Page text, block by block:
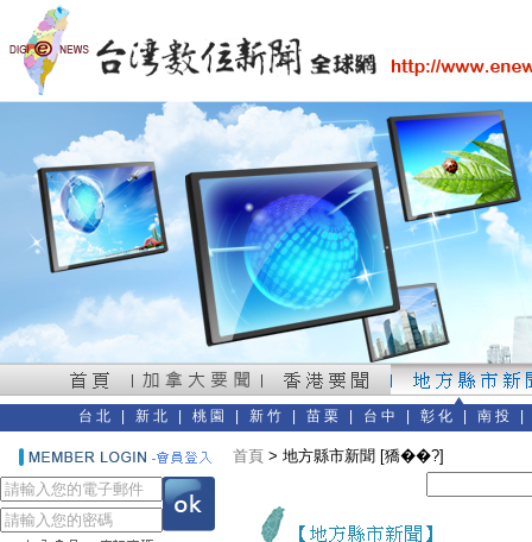
台北 新北 桃園 新竹 苗栗 台中 彰化 南投
首頁 > 地方縣市新聞 [獢��?]